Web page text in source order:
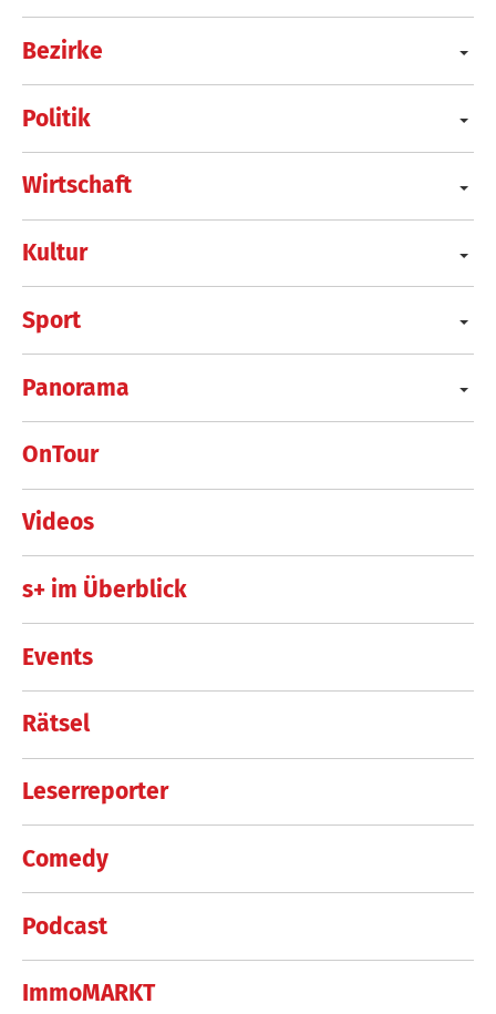
Bezirke
Politik
Wirtschaft
Kultur
Sport
Panorama
OnTour
Videos
s+ im Überblick
Events
Rätsel
Leserreporter
Comedy
Podcast
ImmoMARKT